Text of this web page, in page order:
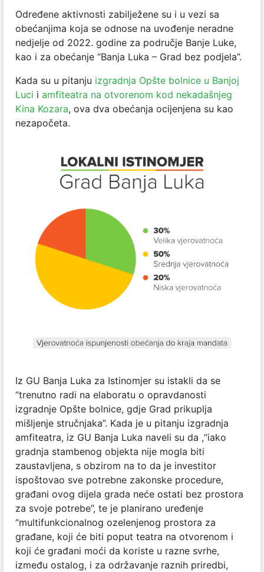
Određene aktivnosti zabilježene su i u vezi sa
obećanjima koja se odnose na uvođenje neradne
nedjelje od 2022. godine za područje Banje Luke,
kao i za obećanje “Banja Luka – Grad bez podjela”.
Kada su u pitanju izgradnja Opšte bolnice u Banjoj
Luci i amfiteatra na otvorenom kod nekadašnjeg
Kina Kozara, ova dva obećanja ocijenjena su kao
nezapočeta.
Iz GU Banja Luka za Istinomjer su istakli da se
“trenutno radi na elaboratu o opravdanosti
izgradnje Opšte bolnice, gdje Grad prikuplja
mišljenje stručnjaka”. Kada je u pitanju izgradnja
amfiteatra, iz GU Banja Luka naveli su da ,“iako
gradnja stambenog objekta nije mogla biti
zaustavljena, s obzirom na to da je investitor
ispoštovao sve potrebne zakonske procedure,
građani ovog dijela grada neće ostati bez prostora
za svoje potrebe”, te je planirano uređenje
“multifunkcionalnog ozelenjenog prostora za
građane, koji će biti poput teatra na otvorenom i
koji će građani moći da koriste u razne svrhe,
između ostalog, i za održavanje raznih priredbi,